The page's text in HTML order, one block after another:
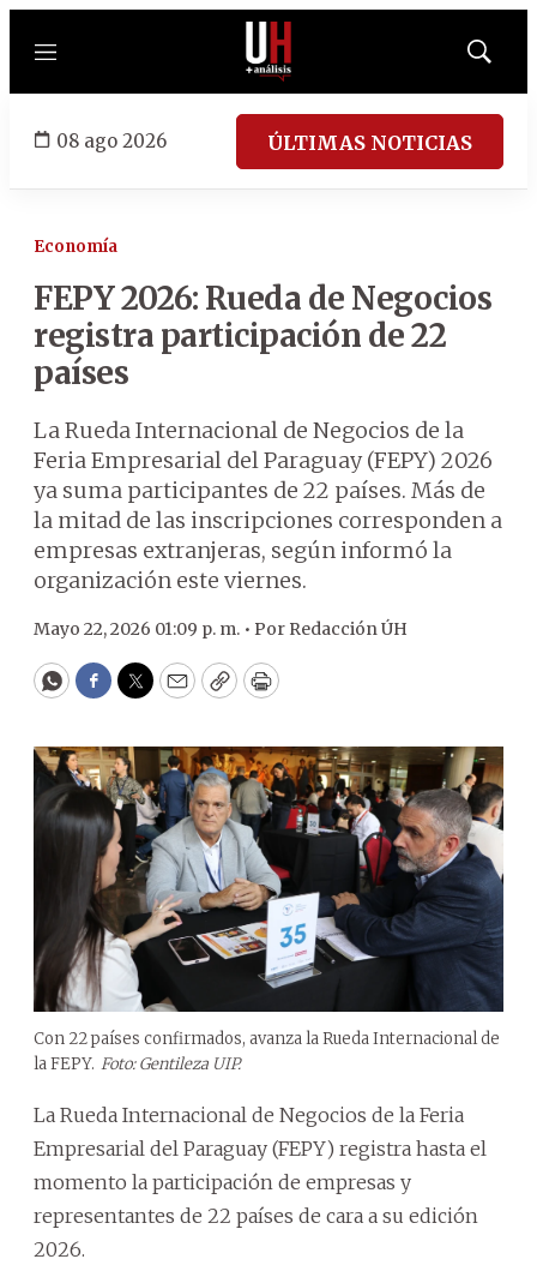
Menú
Mostrar
08 ago 2026 ÚLTIMAS NOTICIAS
Economía
FEPY 2026: Rueda de Negocios
registra participación de 22
países
La Rueda Internacional de Negocios de la
Feria Empresarial del Paraguay (FEPY) 2026
ya suma participantes de 22 países. Más de
la mitad de las inscripciones corresponden a
empresas extranjeras, según informó la
organización este viernes.
Mayo 22, 2026 01:09 p. m. • Por Redacción ÚH
WhatsApp
Facebook
Twitter
EmailCopyPrint
Con 22 países confirmados, avanza la Rueda Internacional de
la FEPY. Foto: Gentileza UIP.
La Rueda Internacional de Negocios de la Feria
Empresarial del Paraguay (FEPY) registra hasta el
momento la participación de empresas y
representantes de 22 países de cara a su edición
2026.